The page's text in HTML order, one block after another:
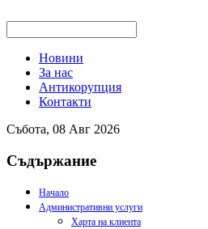
Новини
За нас
Антикорупция
Контакти
Събота, 08 Авг 2026
Съдържание
Начало
Административни услуги
Харта на клиента